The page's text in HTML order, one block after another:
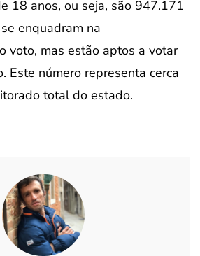
18 anos, ou seja, são 947.171
enquadram na
voto, mas estão aptos a votar
Este número representa cerca
total do estado.